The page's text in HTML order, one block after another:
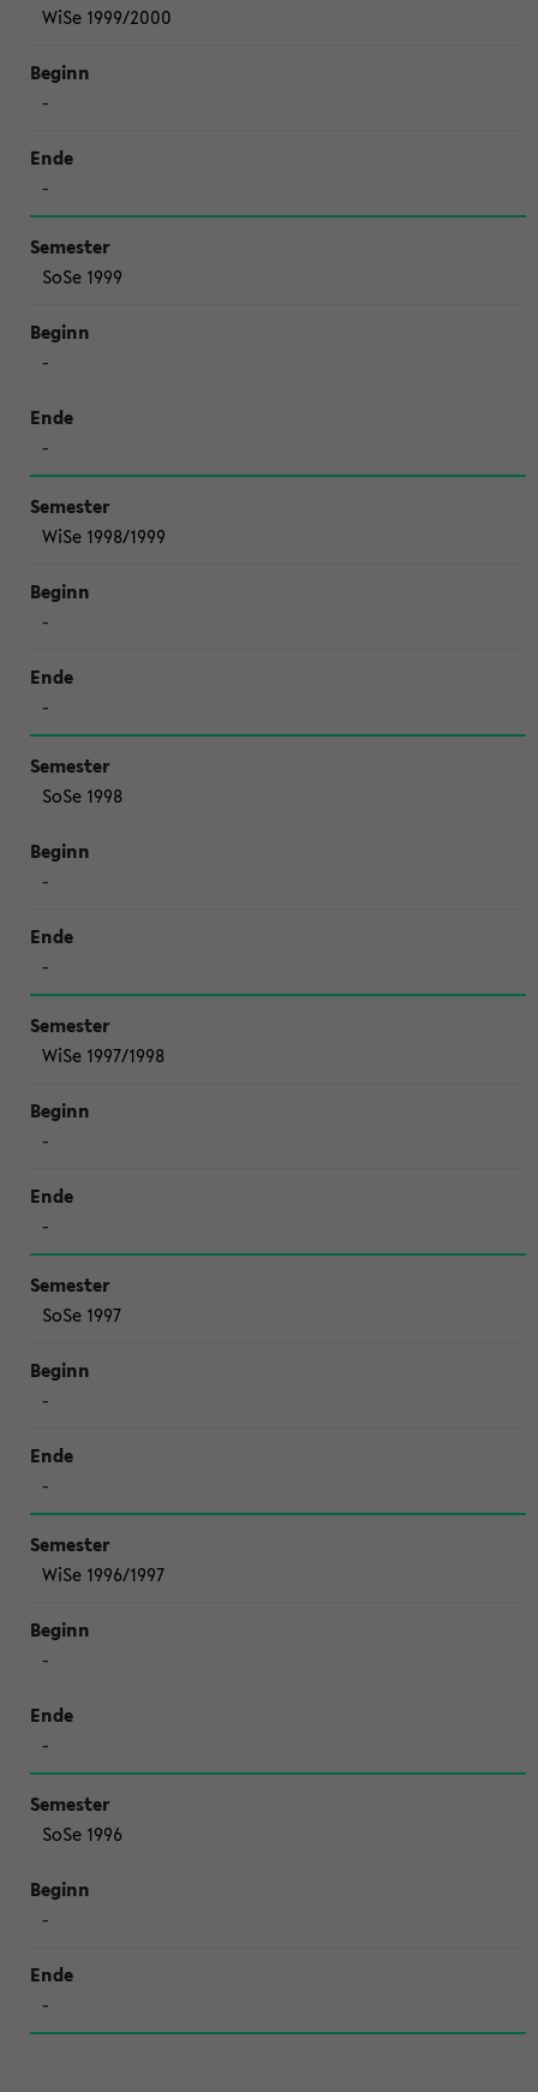
WiSe 1999/2000
-
-
SoSe 1999
-
-
WiSe 1998/1999
-
-
SoSe 1998
-
-
WiSe 1997/1998
-
-
SoSe 1997
-
-
WiSe 1996/1997
-
-
SoSe 1996
-
-